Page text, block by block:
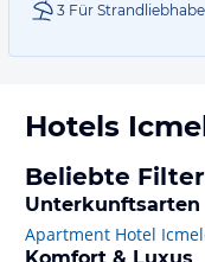
3 Für
Hotels
Beliebte
Unterkunftsarten
Apartment Hotel